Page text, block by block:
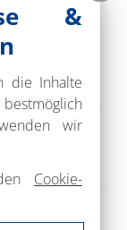
Ziethen
Eiszeit zum
Wandels: als
&
die Inhalte
wir
Cookie-